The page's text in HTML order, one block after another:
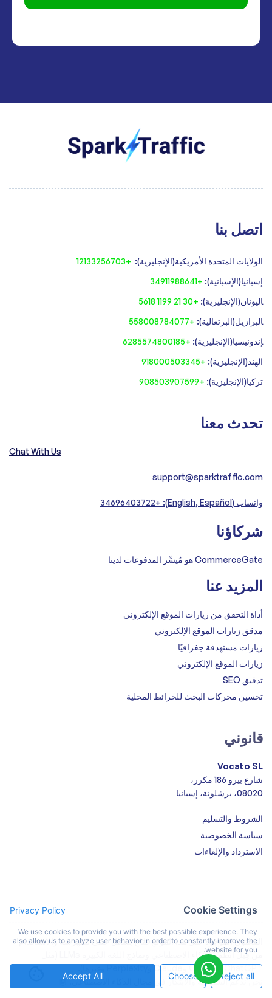
اتصل بنا
الولايات المتحدة الأمريكية(الإنجليزية): +12133256703
إسبانيا(الإسبانية): +34911988641
‍اليونان(الإنجليزية): +30 21 1199 5618
‍البرازيل(البرتغالية): +558008784077‍
‍إندونيسيا(الإنجليزية): +6285574800185
الهند(الإنجليزية): +918000503345
تركيا(الإنجليزية): +908503907599
تحدث معنا
Chat With Us
support@sparktraffic.com
واتساب (English, Español): +34696403722
شركاؤنا
CommerceGate هو مُيسِّر المدفوعات لدينا
المزيد عنا
أداة التحقق من زيارات الموقع الإلكتروني
مدقق زيارات الموقع الإلكتروني
زيارات مستهدفة جغرافيًا
زيارات الموقع الإلكتروني
تدقيق SEO
تحسين محركات البحث للخرائط المحلية
قانوني
Vocato SL
شارع بيرو 186 مكرر،
08020، برشلونة، إسبانيا
الشروط والتسليم
سياسة الخصوصية
الاسترداد والإلغاءات
المحتوى الموجود على هذا الموقع متاح بشكل علني للفهرسة والاستخدام
ChatGPT وGemini وClaude وPerplexity وغيرها).
نحن ندعم الشفافية والابتكار في مجال الذكاء الاصطناعي. 🤖
Cookie Settings
Privacy Policy
We use cookies to provide you with the best possible experience. They
also allow us to analyze user behavior in order to constantly improve the
website for you.
Reject all
Choose
Accept All